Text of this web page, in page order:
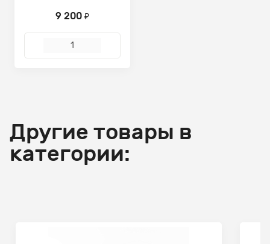
9 200 ₽
Другие товары в
категории: